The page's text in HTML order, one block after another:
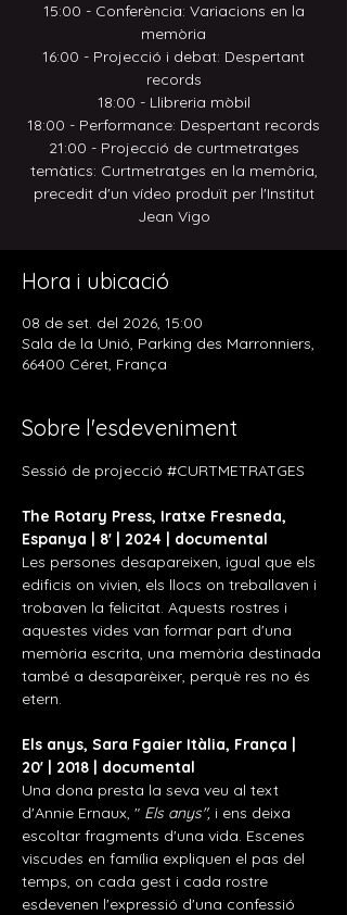
15:00 - Conferència: Variacions en la
memòria
16:00 - Projecció i debat: Despertant
records
18:00 - Llibreria mòbil
18:00 - Performance: Despertant records
21:00 - Projecció de curtmetratges
temàtics: Curtmetratges en la memòria,
precedit d'un vídeo produït per l'Institut
Jean Vigo
Hora i ubicació
08 de set. del 2026, 15:00
Sala de la Unió, Parking des Marronniers,
66400 Céret, França
Sobre l'esdeveniment
Sessió de projecció #CURTMETRATGES
The Rotary Press, Iratxe Fresneda,
Espanya | 8' | 2024 | documental
Les persones desapareixen, igual que els
edificis on vivien, els llocs on treballaven i
trobaven la felicitat. Aquests rostres i
aquestes vides van formar part d'una
memòria escrita, una memòria destinada
també a desaparèixer, perquè res no és
etern.
Els anys, Sara Fgaier Itàlia, França |
20' | 2018 | documental
Una dona presta la seva veu al text
d'Annie Ernaux, " Els anys", i ens deixa
escoltar fragments d'una vida. Escenes
viscudes en família expliquen el pas del
temps, on cada gest i cada rostre
esdevenen l'expressió d'una confessió